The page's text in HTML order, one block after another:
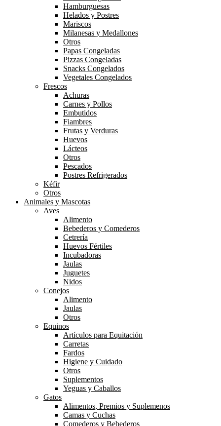
Hamburguesas
Helados y Postres
Mariscos
Milanesas y Medallones
Otros
Papas Congeladas
Pizzas Congeladas
Snacks Congelados
Vegetales Congelados
Frescos
Achuras
Carnes y Pollos
Embutidos
Fiambres
Frutas y Verduras
Huevos
Lácteos
Otros
Pescados
Postres Refrigerados
Kéfir
Otros
Animales y Mascotas
Aves
Alimento
Bebederos y Comederos
Cetrería
Huevos Fértiles
Incubadoras
Jaulas
Juguetes
Nidos
Conejos
Alimento
Jaulas
Otros
Equinos
Artículos para Equitación
Carretas
Fardos
Higiene y Cuidado
Otros
Suplementos
Yeguas y Caballos
Gatos
Alimentos, Premios y Suplemenos
Camas y Cuchas
Comederos y Bebederos